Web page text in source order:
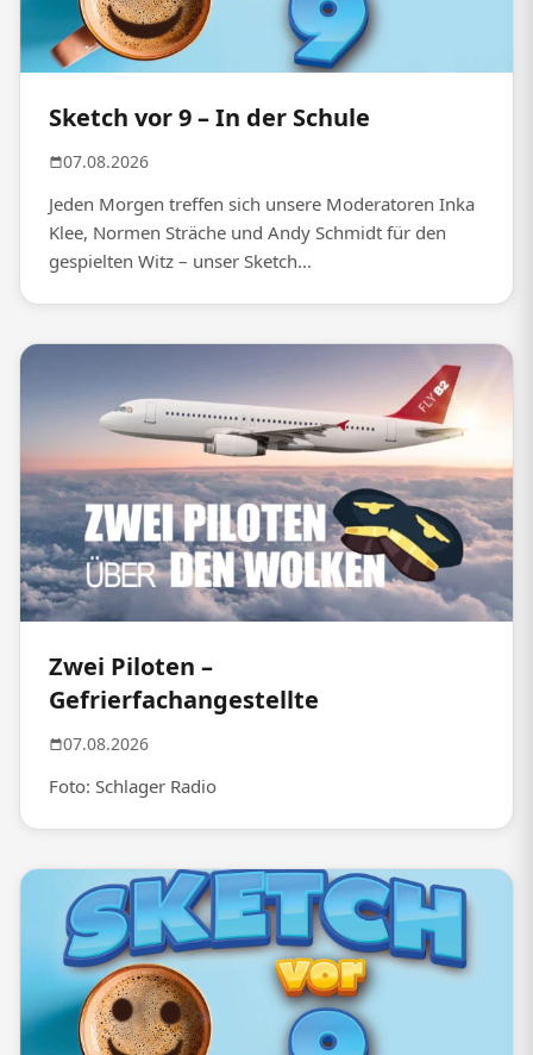
Sketch vor 9 – In der Schule
07.08.2026
Jeden Morgen treffen sich unsere Moderatoren Inka
Klee, Normen Sträche und Andy Schmidt für den
gespielten Witz – unser Sketch...
Zwei Piloten –
Gefrierfachangestellte
07.08.2026
Foto: Schlager Radio